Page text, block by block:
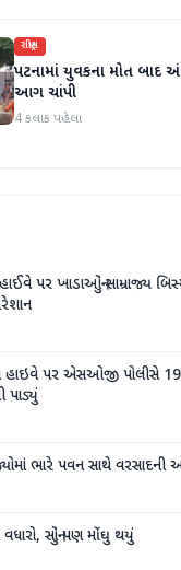
રાષ્ટ્રીય
પટનામાં યુવકના મોત બાદ
આગ ચાંપી
4 કલાક પહેલા
પર ખાડાઓનું સામ્રાજ્ય
હાઇવે પર એસઓજી પોલીસે
પાડ્યું
ભારે પવન સાથે વરસાદની
વધારો, સોનું પણ મોંઘુ થયું